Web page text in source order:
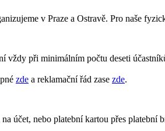
v Praze a Ostravě. Pro naše
vždy při minimálním počtu deseti
zde a reklamační řád zase zde.
účet, nebo platební kartou přes platební